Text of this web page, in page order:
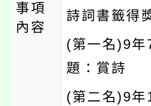
事項
內容
詩詞書籤得
(第一名)9年
題：賞詩
(第二名)9年